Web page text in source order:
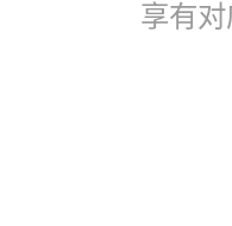
享有